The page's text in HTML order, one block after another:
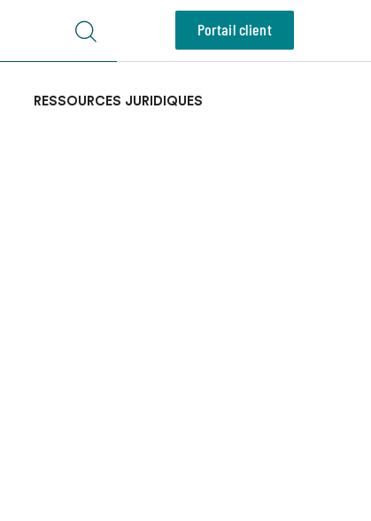
Portail client
RESSOURCES JURIDIQUES